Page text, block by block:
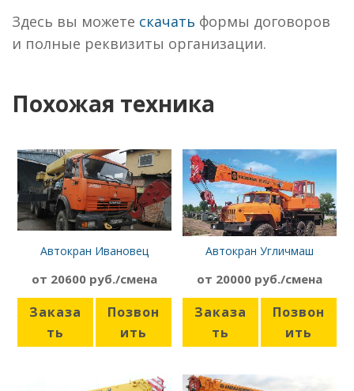
Здесь вы можете скачать формы договоров
и полные реквизиты организации.
Похожая техника
Автокран Ивановец
от 20600 руб./смена
Заказа
ть
Позвон
ить
Автокран Угличмаш
от 20000 руб./смена
Заказа
ть
Позвон
ить